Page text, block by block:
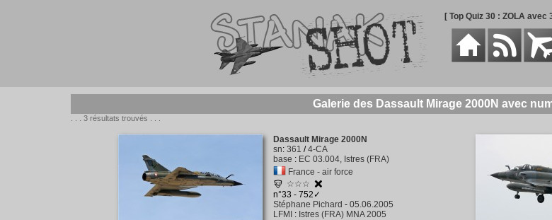
[ Top Quiz 30 : ZOLA avec
Galerie des Dassault Mirage 2000N avec
. . . 3 résultats trouvés . . .
Dassault Mirage 2000N
sn: 361 /4-CA
base : EC 03.004, Istres (FRA)
France - air force
☆☆☆
n°33 - 752✓
Stéphane Pichard - 05.06.2005
LFMI
: Istres (FRA) MNA 2005